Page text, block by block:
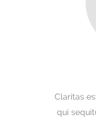
Claritas
qui